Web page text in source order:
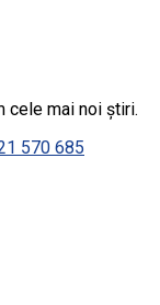
cele mai noi știri.
570 685